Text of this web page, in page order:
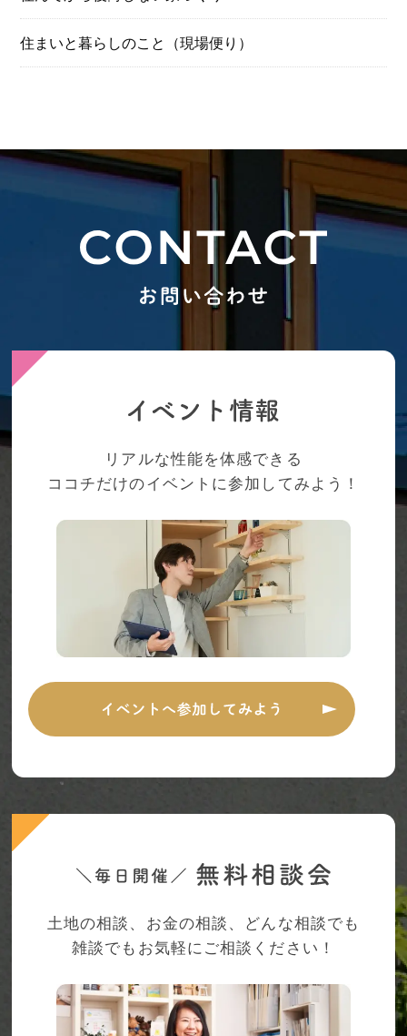
住まいと暮らしのこと（現場便り）
リアルな性能を体感できる
ココチだけのイベントに参加してみよう！
土地の相談、お金の相談、どんな相談でも
雑談でもお気軽にご相談ください！